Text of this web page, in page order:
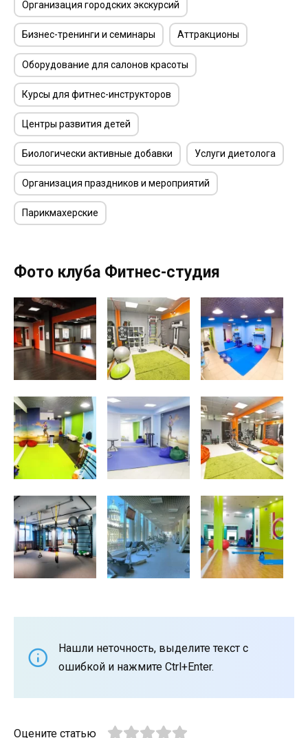
Организация городских экскурсий
Бизнес-тренинги и семинары Аттракционы
Оборудование для салонов красоты
Курсы для фитнес-инструкторов
Центры развития детей
Биологически активные добавки Услуги диетолога
Организация праздников и мероприятий
Парикмахерские
Фото клуба Фитнес-студия
Нашли неточность, выделите текст с
ошибкой и нажмите Ctrl+Enter.
Оцените статью